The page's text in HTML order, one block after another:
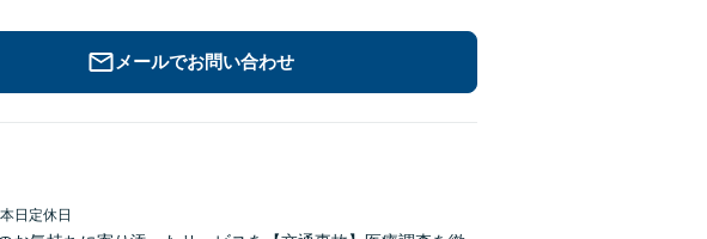
メールでお問い合わせ
日定休日